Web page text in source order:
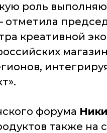
роль
отметила
креативной
.
форума
также на